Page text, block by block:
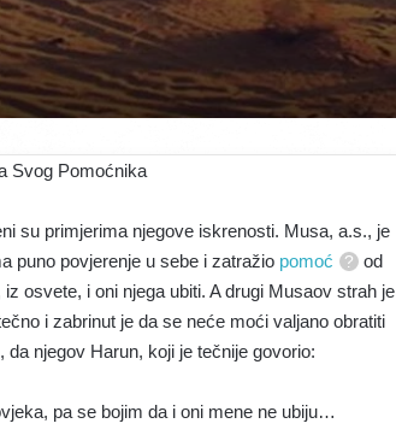
Svog Pomoćnika
su primjerima njegove iskrenosti. Musa, a.s., je
puno povjerenje u sebe i zatražio pomoć
od
osvete, i oni njega ubiti. A drugi Musaov strah je
i zabrinut je da se neće moći valjano obratiti
njegov Harun, koji je tečnije govorio:
pa se bojim da i oni mene ne ubiju…